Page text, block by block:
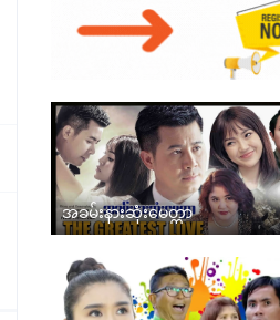
အခမ်းနားဆုံးမေတ္တာ